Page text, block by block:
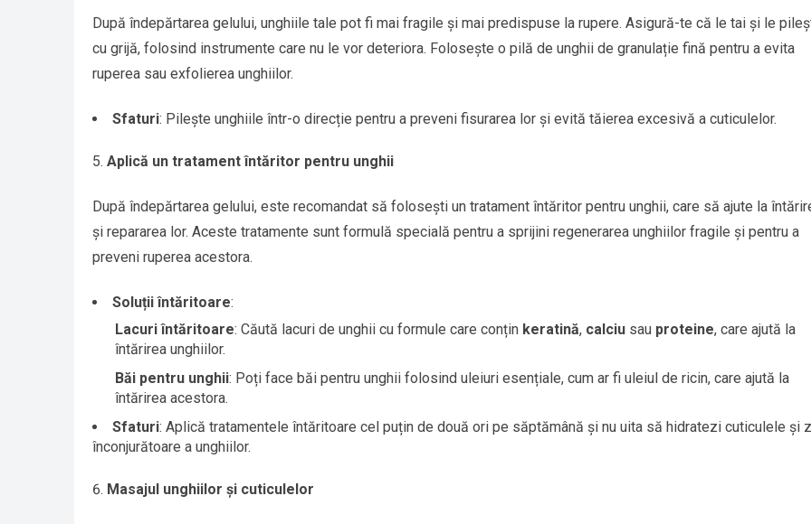
După îndepărtarea gelului, unghiile tale pot fi mai fragile și mai predispuse la rupere. Asigură-te că le tai și le
cu grijă, folosind instrumente care nu le vor deteriora. Folosește o pilă de unghii de granulație fină pentru a evita
ruperea sau exfolierea unghiilor.
Sfaturi: Pilește unghiile într-o direcție pentru a preveni fisurarea lor și evită tăierea excesivă a cuticulelor.
Aplică un tratament întăritor pentru unghii
După îndepărtarea gelului, este recomandat să folosești un tratament întăritor pentru unghii, care să ajute la
și repararea lor. Aceste tratamente sunt formulă specială pentru a sprijini regenerarea unghiilor fragile și pentru a
preveni ruperea acestora.
Soluții întăritoare:
Lacuri întăritoare: Căută lacuri de unghii cu formule care conțin keratină, calciu sau proteine, care ajută la
întărirea unghiilor.
Băi pentru unghii: Poți face băi pentru unghii folosind uleiuri esențiale, cum ar fi uleiul de ricin, care ajută la
întărirea acestora.
Sfaturi: Aplică tratamentele întăritoare cel puțin de două ori pe săptămână și nu uita să hidratezi cuticulele și
înconjurătoare a unghiilor.
Masajul unghiilor și cuticulelor